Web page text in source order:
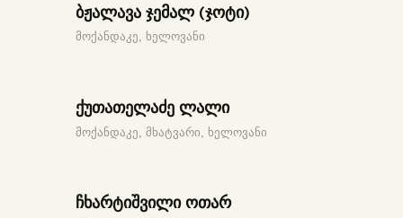
ბჟალავა ჯემალ (ჯოტი)
მოქანდაკე, ხელოვანი
ქუთათელაძე ლალი
მოქანდაკე, მხატვარი, ხელოვანი
ჩხარტიშვილი ოთარ